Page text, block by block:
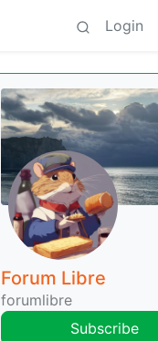
Login
Forum Libre
forumlibre
Subscribe